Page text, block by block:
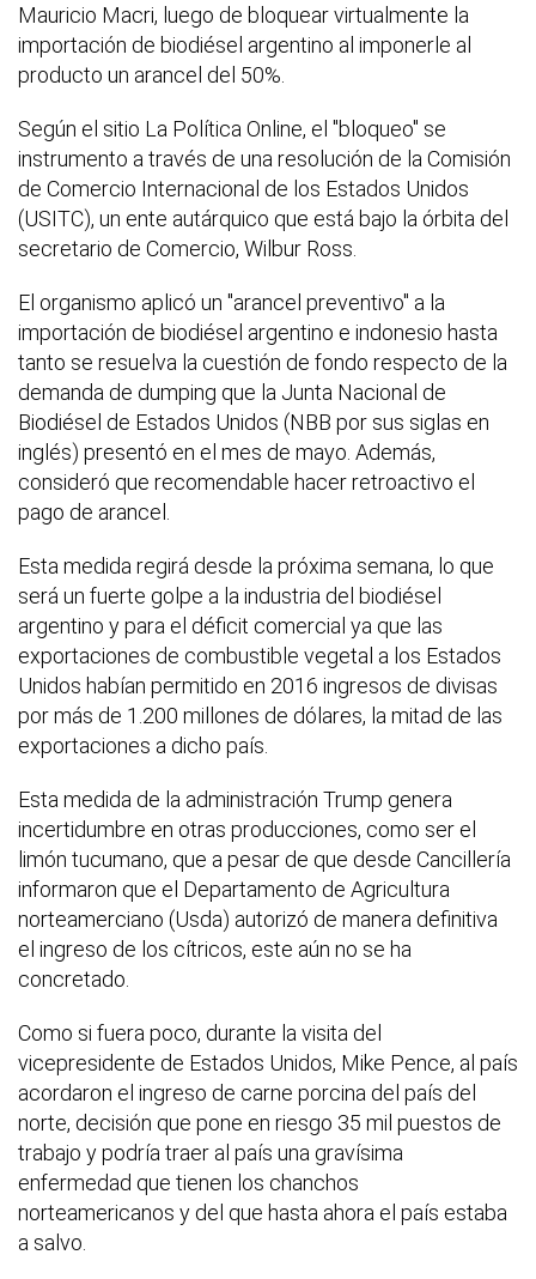
Mauricio Macri, luego de bloquear virtualmente la
importación de biodiésel argentino al imponerle al
producto un arancel del 50%.
Según el sitio La Política Online, el "bloqueo" se
instrumento a través de una resolución de la Comisión
de Comercio Internacional de los Estados Unidos
(USITC), un ente autárquico que está bajo la órbita del
secretario de Comercio, Wilbur Ross.
El organismo aplicó un "arancel preventivo" a la
importación de biodiésel argentino e indonesio hasta
tanto se resuelva la cuestión de fondo respecto de la
demanda de dumping que la Junta Nacional de
Biodiésel de Estados Unidos (NBB por sus siglas en
inglés) presentó en el mes de mayo. Además,
consideró que recomendable hacer retroactivo el
pago de arancel.
Esta medida regirá desde la próxima semana, lo que
será un fuerte golpe a la industria del biodiésel
argentino y para el déficit comercial ya que las
exportaciones de combustible vegetal a los Estados
Unidos habían permitido en 2016 ingresos de divisas
por más de 1.200 millones de dólares, la mitad de las
exportaciones a dicho país.
Esta medida de la administración Trump genera
incertidumbre en otras producciones, como ser el
limón tucumano, que a pesar de que desde Cancillería
informaron que el Departamento de Agricultura
norteamerciano (Usda) autorizó de manera definitiva
el ingreso de los cítricos, este aún no se ha
concretado.
Como si fuera poco, durante la visita del
vicepresidente de Estados Unidos, Mike Pence, al país
acordaron el ingreso de carne porcina del país del
norte, decisión que pone en riesgo 35 mil puestos de
trabajo y podría traer al país una gravísima
enfermedad que tienen los chanchos
norteamericanos y del que hasta ahora el país estaba
a salvo.